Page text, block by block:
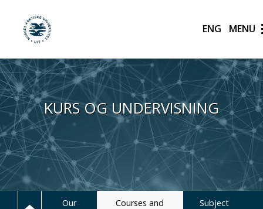
Hopp til hovedinnhold
UiT Norges arktiskeEnglish
KURS OG UNDERVISNING
Our
Courses and
Subject